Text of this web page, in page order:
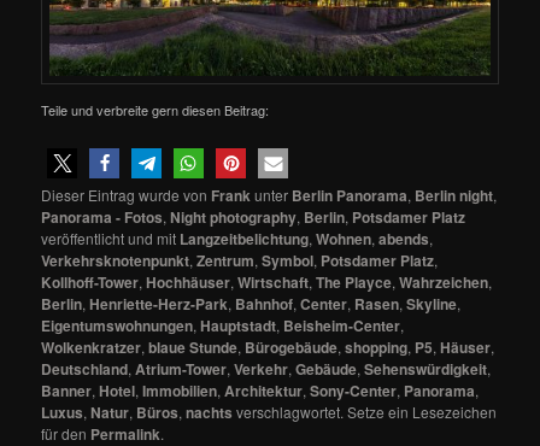
Teile und verbreite gern diesen Beitrag:
Dieser Eintrag wurde von Frankunter Berlin Panorama, Berlin night,
Panorama - Fotos, Night photography, Berlin, Potsdamer Platz
veröffentlicht und mit Langzeitbelichtung,Wohnen,abends,
Verkehrsknotenpunkt,Zentrum,Symbol, Potsdamer Platz,
Kollhoff-Tower, Hochhäuser,Wirtschaft,The Playce,Wahrzeichen,
Berlin, Henriette-Herz-Park, Bahnhof,Center, Rasen,Skyline,
Eigentumswohnungen, Hauptstadt, Beisheim-Center,
Wolkenkratzer,blaue Stunde, Bürogebäude,shopping, P5, Häuser,
Deutschland, Atrium-Tower,Verkehr,Gebäude,Sehenswürdigkeit,
Banner, Hotel,Immobilien, Architektur,Sony-Center, Panorama,
Luxus, Natur, Büros,nachts verschlagwortet. Setze ein Lesezeichen
für den Permalink.